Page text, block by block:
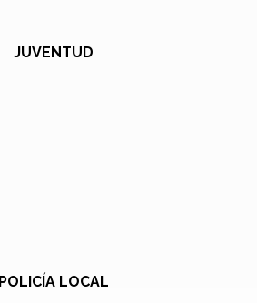
JUVENTUD
POLICÍA LOCAL